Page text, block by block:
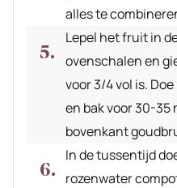
alles te
Lepel het fruit in
ovenschalen en
voor 3/4 vol is.
en bak voor 30-
bovenkant
In de tussentijd
rozenwater